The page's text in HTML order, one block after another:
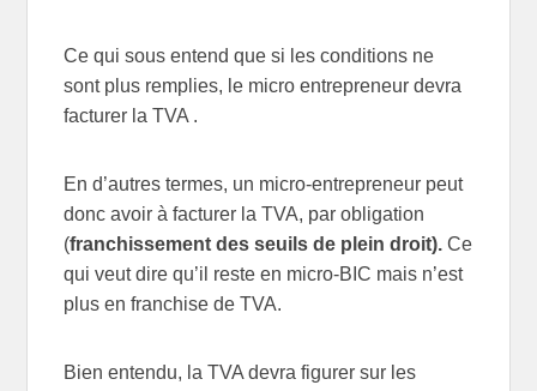
Ce qui sous entend que si les conditions ne
sont plus remplies, le micro entrepreneur devra
facturer la TVA .
En d’autres termes, un micro-entrepreneur peut
donc avoir à facturer la TVA, par obligation
(franchissement des seuils de plein droit). Ce
qui veut dire qu’il reste en micro-BIC mais n’est
plus en franchise de TVA.
Bien entendu, la TVA devra figurer sur les